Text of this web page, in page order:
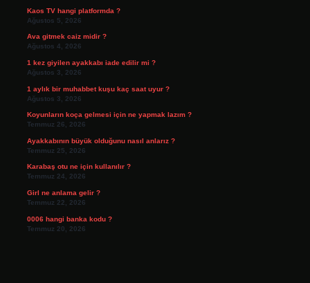
Kaos TV hangi platformda ?
Ağustos 5, 2026
Ava gitmek caiz midir ?
Ağustos 4, 2026
1 kez giyilen ayakkabı iade edilir mi ?
Ağustos 3, 2026
1 aylık bir muhabbet kuşu kaç saat uyur ?
Ağustos 3, 2026
Koyunların koça gelmesi için ne yapmak lazım ?
Temmuz 26, 2026
Ayakkabının büyük olduğunu nasıl anlarız ?
Temmuz 25, 2026
Karabaş otu ne için kullanılır ?
Temmuz 24, 2026
Girl ne anlama gelir ?
Temmuz 22, 2026
0006 hangi banka kodu ?
Temmuz 20, 2026